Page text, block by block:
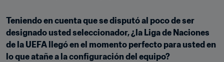
Teniendo en cuenta que se disputó al poco de ser
designado usted seleccionador, ¿la Liga de Naciones
de la UEFA llegó en el momento perfecto para usted en
lo que atañe a la configuración del equipo?